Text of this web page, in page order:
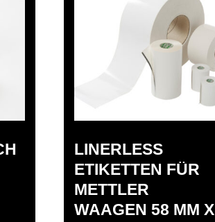
LINERLESS
ETIKETTEN FÜR
METTLER
WAAGEN 58 MM X